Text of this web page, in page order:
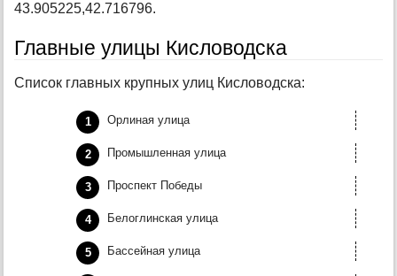
43.905225,42.716796.
Главные улицы Кисловодска
Список главных крупных улиц Кисловодска:
Орлиная улица
Промышленная улица
Проспект Победы
Белоглинская улица
Бассейная улица